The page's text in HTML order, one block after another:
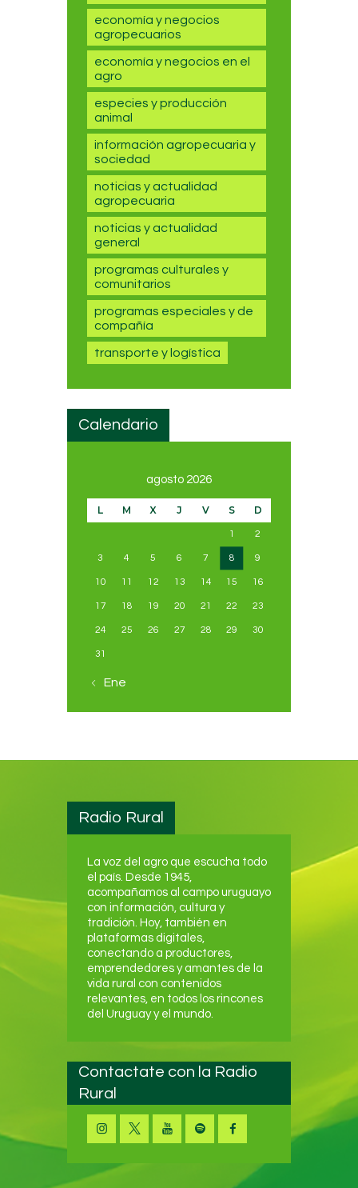
economía y negocios
agropecuarios
economía y negocios en el
agro
especies y producción
animal
información agropecuaria y
sociedad
noticias y actualidad
agropecuaria
noticias y actualidad
general
programas culturales y
comunitarios
programas especiales y de
compañía
transporte y logística
Calendario
agosto 2026
L M X J V S D
1 2
3 4 5 6 7 8 9
10 11 12 13 14 15 16
17 18 19 20 21 22 23
24 25 26 27 28 29 30
31
« Ene
Radio Rural
La voz del agro que escucha todo
el país. Desde 1945,
acompañamos al campo uruguayo
con información, cultura y
tradición. Hoy, también en
plataformas digitales,
conectando a productores,
emprendedores y amantes de la
vida rural con contenidos
relevantes, en todos los rincones
del Uruguay y el mundo.
Contactate con la Radio
Rural